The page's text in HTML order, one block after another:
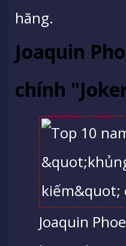
hãng.
Joaquin
chính
Joaquin